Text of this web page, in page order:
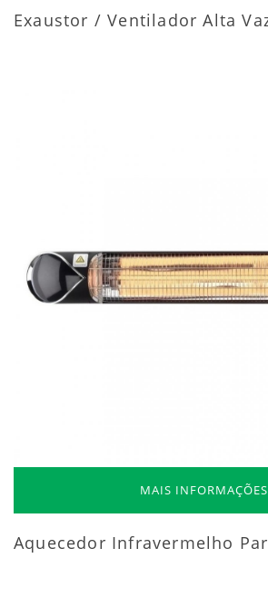
Exaustor / Ventilador Alta
MAIS INFORMAÇÕES
Aquecedor Infravermelho